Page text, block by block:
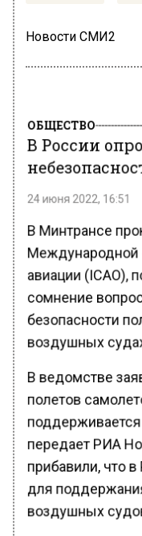
Новости СМИ2
ОБЩЕСТВО
В России
24 июня 2022, 16:51
В Минтрансе
Международной
авиации (ICAO),
сомнение
безопасности
воздушных
В ведомстве
полетов
передает РИА
прибавили, что
для
воздушных